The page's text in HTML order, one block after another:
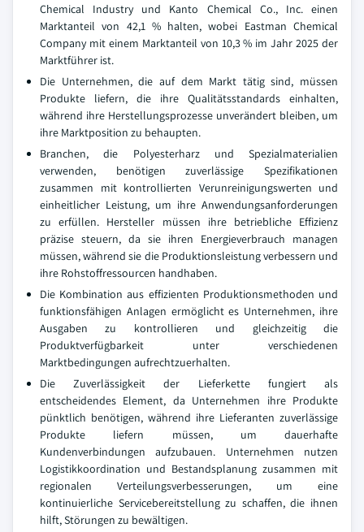
Chemical Industry und Kanto Chemical Co., Inc. einen
Marktanteil von 42,1 % halten, wobei Eastman Chemical
Company mit einem Marktanteil von 10,3 % im Jahr 2025 der
Marktführer ist.
Die Unternehmen, die auf dem Markt tätig sind, müssen
Produkte liefern, die ihre Qualitätsstandards einhalten,
während ihre Herstellungsprozesse unverändert bleiben, um
ihre Marktposition zu behaupten.
Branchen, die Polyesterharz und Spezialmaterialien
verwenden, benötigen zuverlässige Spezifikationen
zusammen mit kontrollierten Verunreinigungswerten und
einheitlicher Leistung, um ihre Anwendungsanforderungen
zu erfüllen. Hersteller müssen ihre betriebliche Effizienz
präzise steuern, da sie ihren Energieverbrauch managen
müssen, während sie die Produktionsleistung verbessern und
ihre Rohstoffressourcen handhaben.
Die Kombination aus effizienten Produktionsmethoden und
funktionsfähigen Anlagen ermöglicht es Unternehmen, ihre
Ausgaben zu kontrollieren und gleichzeitig die
Produktverfügbarkeit unter verschiedenen
Marktbedingungen aufrechtzuerhalten.
Die Zuverlässigkeit der Lieferkette fungiert als
entscheidendes Element, da Unternehmen ihre Produkte
pünktlich benötigen, während ihre Lieferanten zuverlässige
Produkte liefern müssen, um dauerhafte
Kundenverbindungen aufzubauen. Unternehmen nutzen
Logistikkoordination und Bestandsplanung zusammen mit
regionalen Verteilungsverbesserungen, um eine
kontinuierliche Servicebereitstellung zu schaffen, die ihnen
hilft, Störungen zu bewältigen.